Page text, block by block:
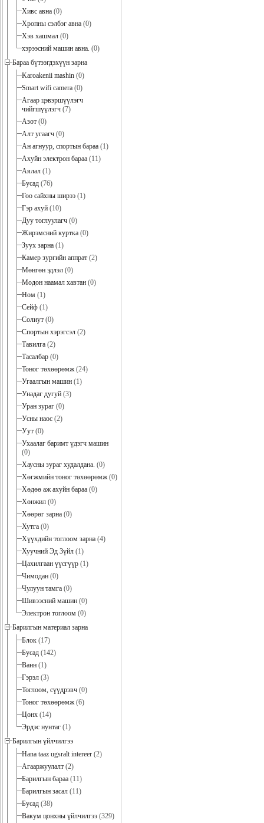
Хивс авна (0)
Хропны сэлбэг авна (0)
Хэв хашмал (0)
хэрээсний машин авна. (0)
Бараа бүтээгдэхүүн зарна
Karoakenii mashin (0)
Smart wifi camera (0)
Агаар цэвэршүүлэгч
чийгшүүлэгч (7)
Азот (0)
Алт угаагч (0)
Ан агнуур, спортын бараа (1)
Ахуйн электрон бараа (11)
Аялал (1)
Бусад (76)
Гоо сайхны ширээ (1)
Гэр ахуй (10)
Дуу тоглуулагч (0)
Жирэмсний куртка (0)
Зуух зарна (1)
Камер зургийн аппрат (2)
Мөнгөн эдлэл (0)
Модон наамал хавтан (0)
Ном (1)
Сейф (1)
Солиут (0)
Спортын хэрэгсэл (2)
Тавилга (2)
Тасалбар (0)
Тоног төхөөрөмж(24)
Угаалгын машин (1)
Унадаг дугуй (3)
Уран зураг (0)
Усны наос (2)
Уут (0)
Ухаалаг баримт үдэгч машин
(0)
Хаусны зураг худалдана. (0)
Хөгжмийн тоног төхөөрөмж(0)
Хөдөө аж ахуйн бараа (0)
Хөнжил (0)
Хөөрөг зарна (0)
Хутга (0)
Хүүхдийн тоглоом зарна (4)
Хуучний Эд Зүйл (1)
Цахилгаан үүсгүүр (1)
Чимодан (0)
Чулуун тамга (0)
Шивээсний машин (0)
Электрон тоглоом (0)
Барилгын материал зарна
Блок (17)
Бусад (142)
Ванн (1)
Гэрэл (3)
Тоглоом, сүүдрэвч (0)
Тоног төхөөрөмж(6)
Цонх (14)
Эрдэс нунтаг (1)
Барилгын үйлчилгээ
Hana taaz ugsralt intereer (2)
Агааржуулалт (2)
Барилгын бараа (11)
Барилгын засал (11)
Бусад (38)
Вакум цонхны үйлчилгээ (329)